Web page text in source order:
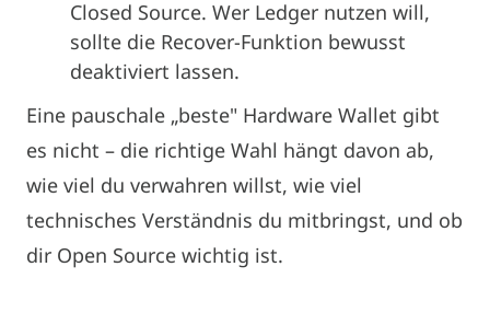
Closed Source. Wer Ledger nutzen will,
sollte die Recover-Funktion bewusst
deaktiviert lassen.
Eine pauschale „beste" Hardware Wallet gibt
es nicht – die richtige Wahl hängt davon ab,
wie viel du verwahren willst, wie viel
technisches Verständnis du mitbringst, und ob
dir Open Source wichtig ist.